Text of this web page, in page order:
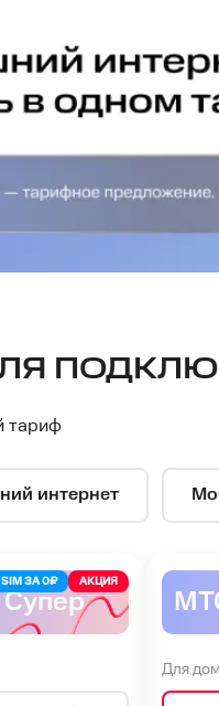
тариф
интернет
ЗА 0₽ АКЦИЯ
Для